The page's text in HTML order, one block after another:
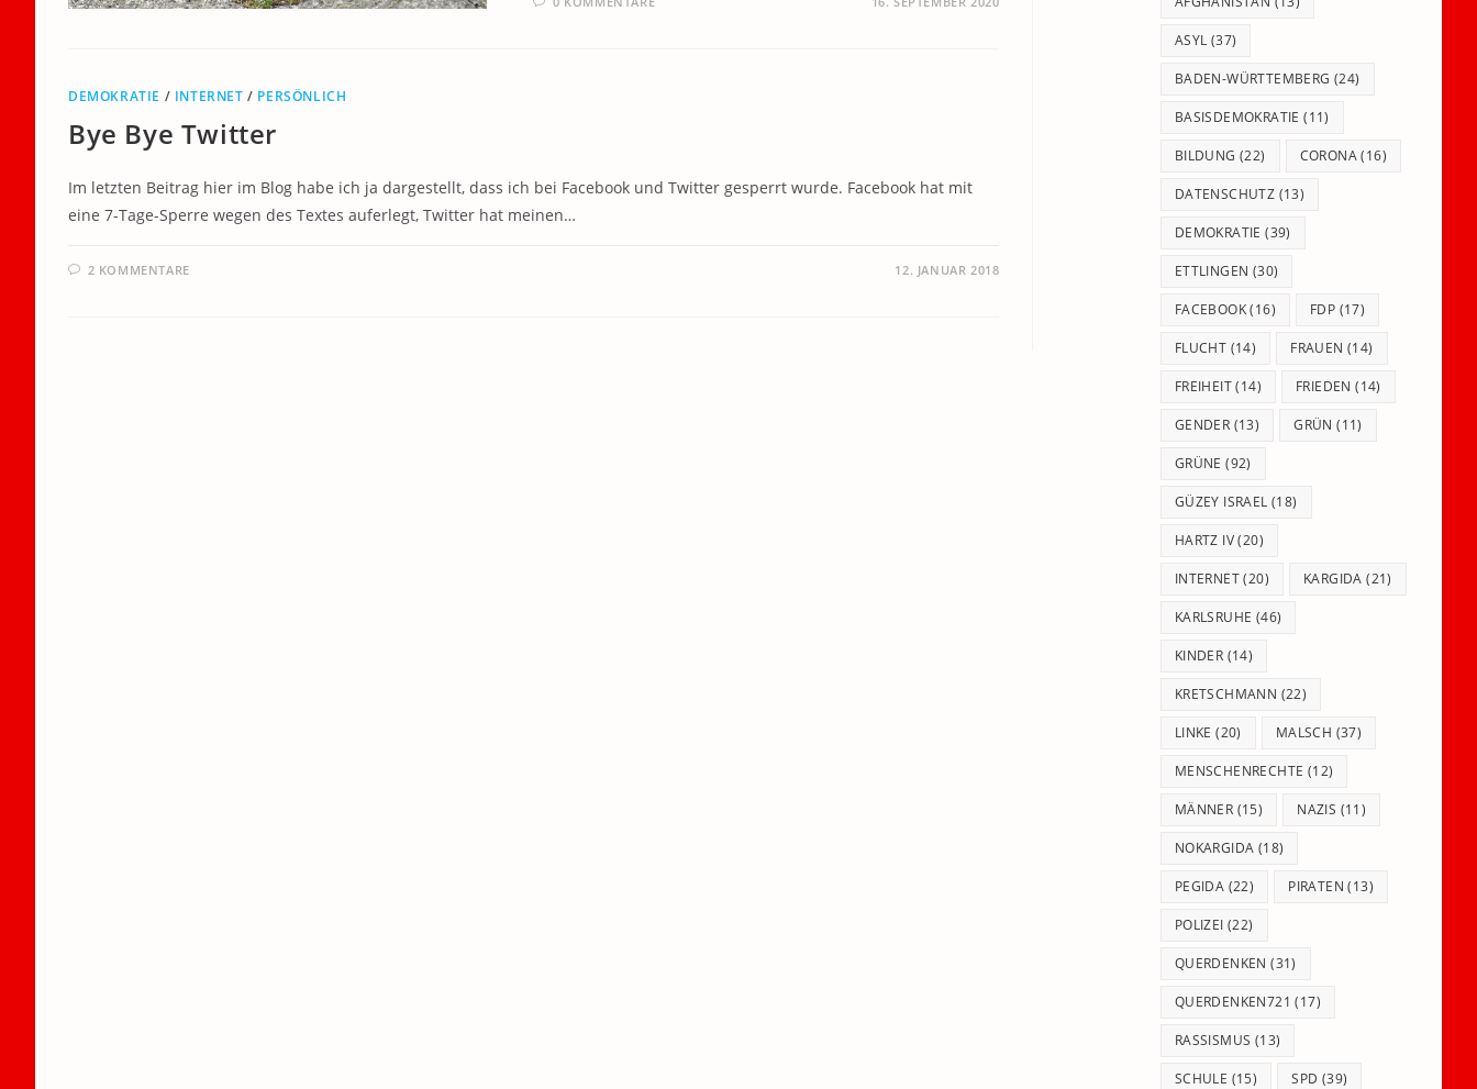
DEMOKRATIE / INTERNET / PERSÖNLICH
Bye Bye Twitter
Im letzten Beitrag hier im Blog habe ich ja dargestellt, dass ich bei Facebook und Twitter gesperrt wurde. Facebook hat mit
eine 7-Tage-Sperre wegen des Textes auferlegt, Twitter hat meinen…
2 KOMMENTARE 12. JANUAR 2018
ASYL (37)
BADEN-WÜRTTEMBERG (24)
BASISDEMOKRATIE (11)
BILDUNG (22) CORONA(16)
DATENSCHUTZ (13)
DEMOKRATIE (39)
ETTLINGEN (30)
FACEBOOK(16) FDP (17)
FLUCHT (14) FRAUEN (14)
FREIHEIT(14) FRIEDEN (14)
GENDER (13) GRÜN (11)
GRÜNE (92)
GÜZEY ISRAEL (18)
HARTZ IV(20)
INTERNET(20) KARGIDA (21)
KARLSRUHE (46)
KINDER (14)
KRETSCHMANN (22)
LINKE (20) MALSCH (37)
MENSCHENRECHTE (12)
MÄNNER (15) NAZIS (11)
NOKARGIDA (18)
PEGIDA (22) PIRATEN (13)
POLIZEI (22)
QUERDENKEN (31)
QUERDENKEN721 (17)
RASSISMUS (13)
SCHULE (15) SPD (39)